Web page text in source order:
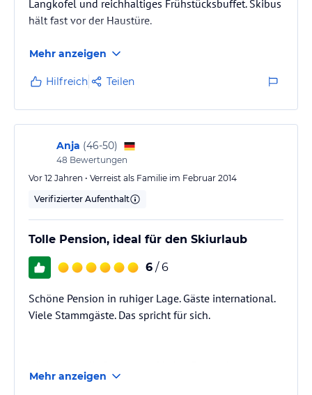
Langkofel und reichhaltiges Frühstücksbuffet. Skibus
hält fast vor der Haustüre.
Mehr anzeigen
Hilfreich Teilen
Anja (46-50)
48 Bewertungen
Vor 12 Jahren • Verreist als Familie im Februar 2014
Verifizierter Aufenthalt
Tolle Pension, ideal für den Skiurlaub
6 / 6
Schöne Pension in ruhiger Lage. Gäste international.
Viele Stammgäste. Das spricht für sich.
empfehlen. Super Lage, günstiger Preis. Unbedingt
Mehr anzeigen